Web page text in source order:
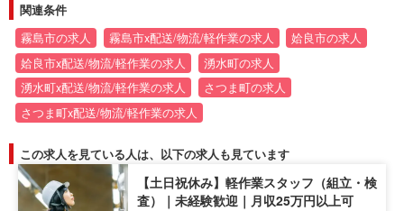
関連条件
霧島市の求人 霧島市x配送/物流/軽作業の求人
姶良市の求人
姶良市x配送/物流/軽作業の求人
湧水町の求人
湧水町x配送/物流/軽作業の求人
さつま町の求人
さつま町x配送/物流/軽作業の求人
この求人を見ている人は、以下の求人も見ています
【土日祝休み】軽作業スタッフ（組立・検
査）｜未経験歓迎｜月収25万円以上可